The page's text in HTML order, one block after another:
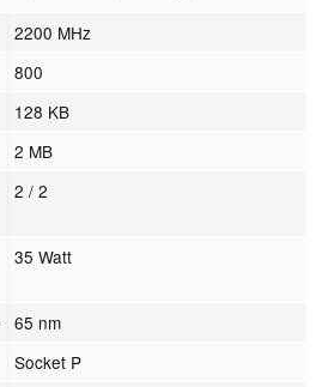
2200 MHz
800
128 KB
2 MB
2 / 2
35 Watt
65 nm
Socket P